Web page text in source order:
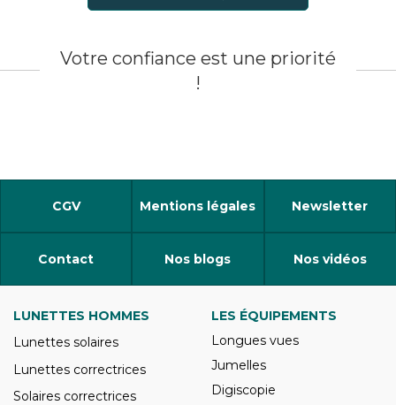
Votre confiance est une priorité
!
CGV Mentions légales Newsletter
Contact Nos blogs Nos vidéos
LUNETTES HOMMES
Lunettes solaires
Lunettes correctrices
Solaires correctrices
LES ÉQUIPEMENTS
Longues vues
Jumelles
Digiscopie